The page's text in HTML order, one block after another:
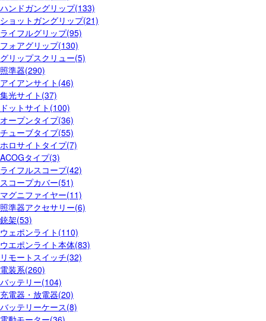
ハンドガングリップ(133)
ショットガングリップ(21)
ライフルグリップ(95)
フォアグリップ(130)
グリップスクリュー(5)
照準器(290)
アイアンサイト(46)
集光サイト(37)
ドットサイト(100)
オープンタイプ(36)
チューブタイプ(55)
ホロサイトタイプ(7)
ACOGタイプ(3)
ライフルスコープ(42)
スコープカバー(51)
マグニファイヤー(11)
照準器アクセサリー(6)
銃架(53)
ウェポンライト(110)
ウエポンライト本体(83)
リモートスイッチ(32)
電装系(260)
バッテリー(104)
充電器・放電器(20)
バッテリーケース(8)